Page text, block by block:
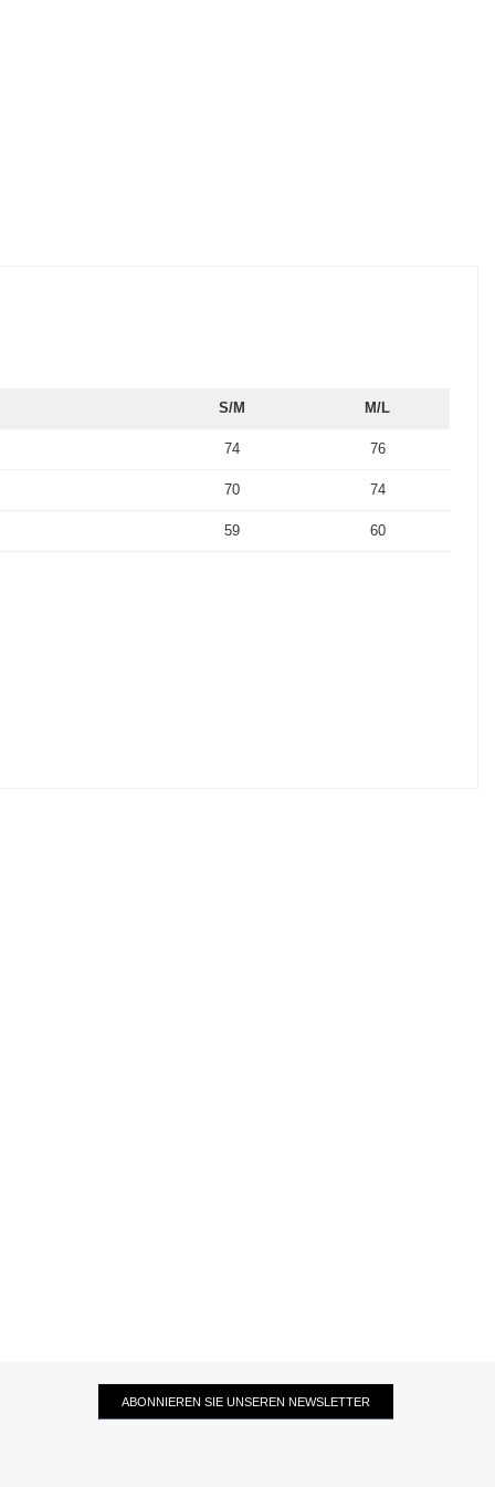
S/M M/L
74 76
70 74
59 60
ABONNIEREN SIE UNSEREN NEWSLETTER